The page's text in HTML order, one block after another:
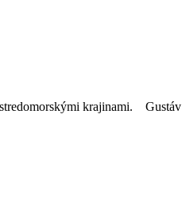
stredomorskými krajinami. Gustáv